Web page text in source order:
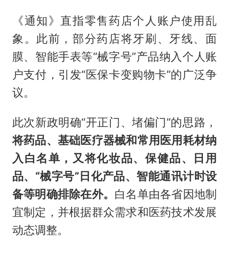
《通知》直指零售药店个人账户使用乱
象。此前，部分药店将牙刷、牙线、面
膜、智能手表等“械字号”产品纳入个人账
户支付，引发“医保卡变购物卡”的广泛争
议。
此次新政明确“开正门、堵偏门”的思路，
将药品、基础医疗器械和常用医用耗材纳
入白名单，又将化妆品、保健品、日用
品、“械字号”日化产品、智能通讯计时设
备等明确排除在外。 白名单由各省因地制
宜制定，并根据群众需求和医药技术发展
动态调整。